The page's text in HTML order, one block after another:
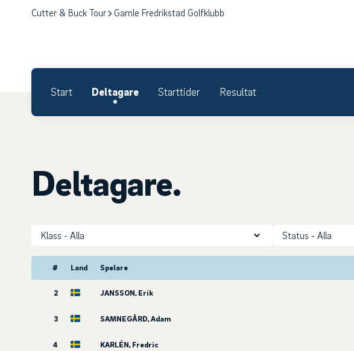
Cutter & Buck Tour Gamle Fredrikstad Golfklubb
Start Deltagare Starttider Resultat
Deltagare.
Klass Status
# Land Spelare
2 JANSSON, Erik
3 SAMNEGÅRD, Adam
4 KARLÉN, Fredric